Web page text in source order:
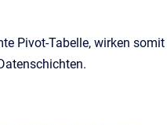
Pivot-Tabelle, wirken somit